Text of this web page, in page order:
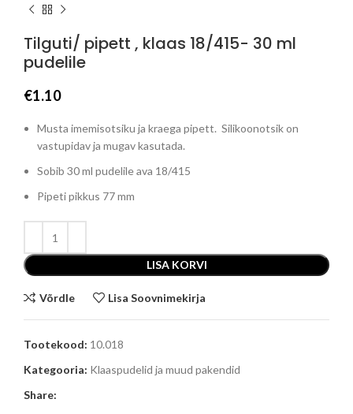
Tilguti/ pipett , klaas 18/415- 30 ml
pudelile
€1.10
Musta imemisotsiku ja kraega pipett. Silikoonotsik on
vastupidav ja mugav kasutada.
Sobib 30 ml pudelile ava 18/415
Pipeti pikkus 77 mm
LISA KORVI
Võrdle Lisa Soovnimekirja
Tootekood: 10.018
Kategooria: Klaaspudelid ja muud pakendid
Share: